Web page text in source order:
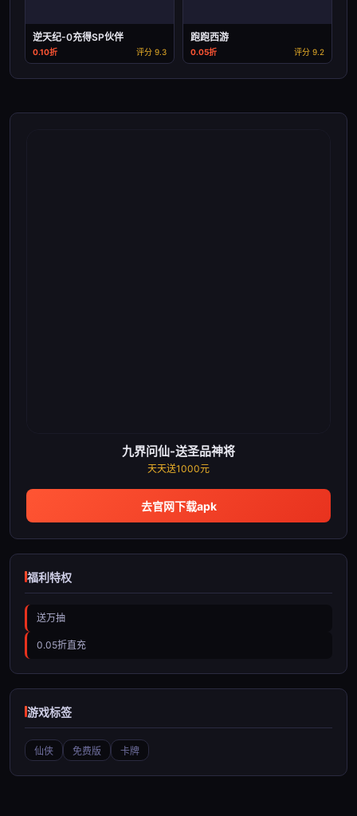
逆天纪-0充得SP伙伴
0.10折 评分 9.3
跑跑西游
0.05折 评分 9.2
九界问仙-送圣品神将
天天送1000元
去官网下载apk
福利特权
送万抽
0.05折直充
游戏标签
仙侠 免费版 卡牌